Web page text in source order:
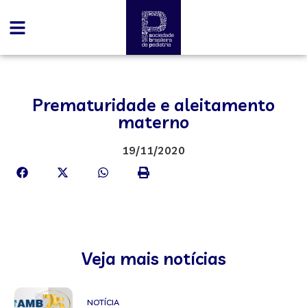
Prematuridade e aleitamento
materno
19/11/2020
Veja mais notícias
NOTÍCIA